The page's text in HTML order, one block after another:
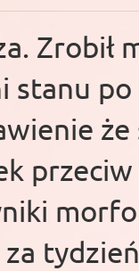
Zrobił
stanu
że